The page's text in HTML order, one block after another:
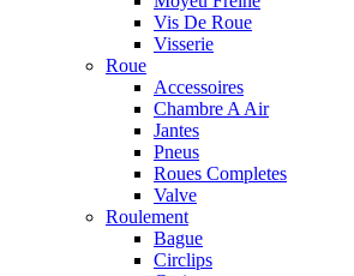
Vis De Roue
Visserie
Roue
Accessoires
Chambre A Air
Jantes
Pneus
Roues Completes
Valve
Roulement
Bague
Circlips